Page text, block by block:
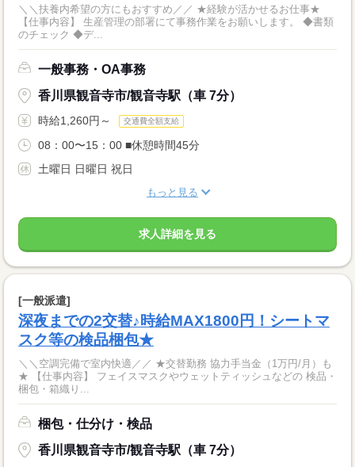
＼＼扶養内希望の方にもおすすめ／／ ★経験が活かせるお仕事★
【仕事内容】 生産管理の部署にて事務作業をお願いします。 ◆書類
のチェック ◆デ...
一般事務・OA事務
香川県観音寺市/観音寺駅（車 7分）
時給1,260円～ 交通費全額支給
08：00〜15：00 ■休憩時間45分
土曜日 日曜日 祝日
もっと見る
求人詳細を見る
[一般派遣]
深夜までの2交替♪時給MAX1800円！シートマ
スク等の検品梱包★
＼＼空調完備で室内快適／／ ★交替勤務 協力手当金（1万円/月）も
★ 【仕事内容】 フェイスマスクやウェットティッシュなどの 検品・
梱包・箱織り...
梱包・仕分け・検品
香川県観音寺市/観音寺駅（車 7分）